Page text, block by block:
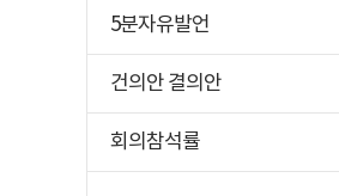
5분자유발언
건의안 결의안
회의참석률